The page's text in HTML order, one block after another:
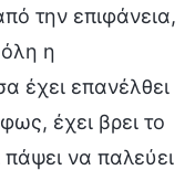
την επιφάνεια,
η
έχει επανέλθει
έχει βρει το
πάψει να παλεύει